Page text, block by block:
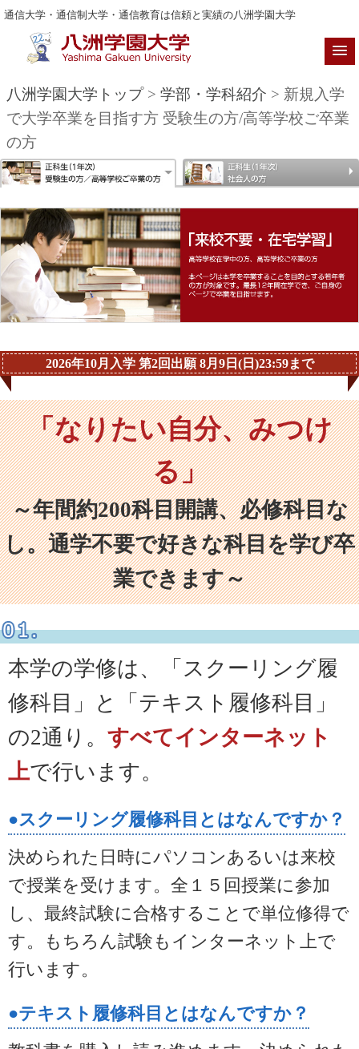
通信大学・通信制大学・通信教育は信頼と実績の八洲学園大学
八洲学園大学トップ> 学部・学科紹介 > 新規入学
で大学卒業を目指す方 受験生の方/高等学校ご卒業
の方
2026年10月入学 第2回出願 8月9日(日)23:59まで
「なりたい自分、みつけ
る」
～年間約200科目開講、必修科目な
し。通学不要で好きな科目を学び卒
業できます～
本学の学修は、「スクーリング履
修科目」と「テキスト履修科目」
の2通り。 すべてインターネット
上で行います。
●スクーリング履修科目とはなんですか？
決められた日時にパソコンあるいは来校
で授業を受けます。全１５回授業に参加
し、最終試験に合格することで単位修得で
す。もちろん試験もインターネット上で
行います。
●テキスト履修科目とはなんですか？